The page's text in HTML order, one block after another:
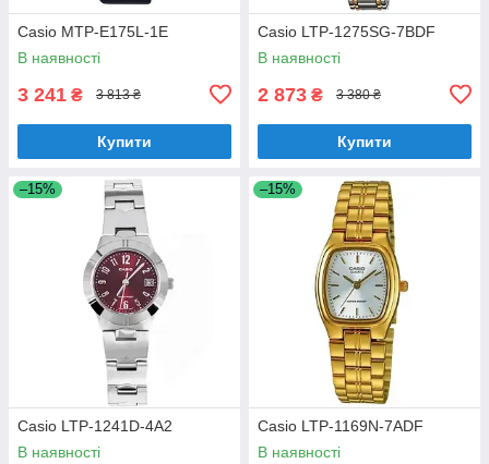
Casio MTP-E175L-1E
В наявності
3 241 ₴ 3 813 ₴
Купити
Casio LTP-1275SG-7BDF
В наявності
2 873 ₴ 3 380 ₴
Купити
–15%
Casio LTP-1241D-4A2
В наявності
–15%
Casio LTP-1169N-7ADF
В наявності